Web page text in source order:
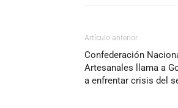
Artículo anterior
Confederación
Artesanales llama a
a enfrentar crisis del